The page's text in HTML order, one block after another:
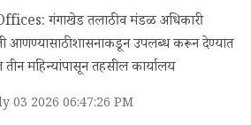
गंगाखेड तलाठी व मंडळ अधिकारी
आणण्यासाठी शासनाकडून उपलब्ध करून देण्यात
महिन्यांपासून तहसील कार्यालय
03 2026 06:47:26 PM